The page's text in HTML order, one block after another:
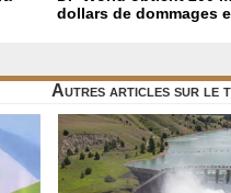
dollars de dommages
Autres articles sur le